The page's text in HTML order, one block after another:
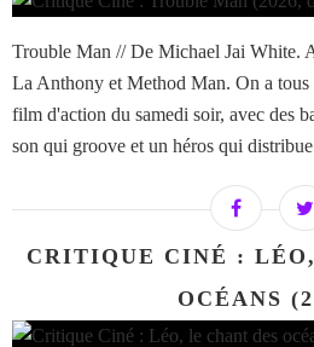
Trouble Man // De Michael Jai White.
La Anthony et Method Man. On a
film d'action du samedi soir, avec des
son qui groove et un héros qui distribue
CRITIQUE CINÉ :
OCÉANS